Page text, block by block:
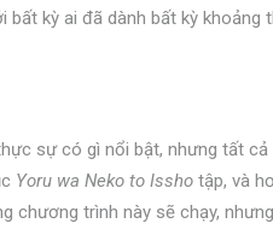
bất kỳ ai đã dành bất kỳ khoảng
sự có gì nổi bật, nhưng tất
Yoru wa Neko to Issho tập, và
chương trình này sẽ chạy,